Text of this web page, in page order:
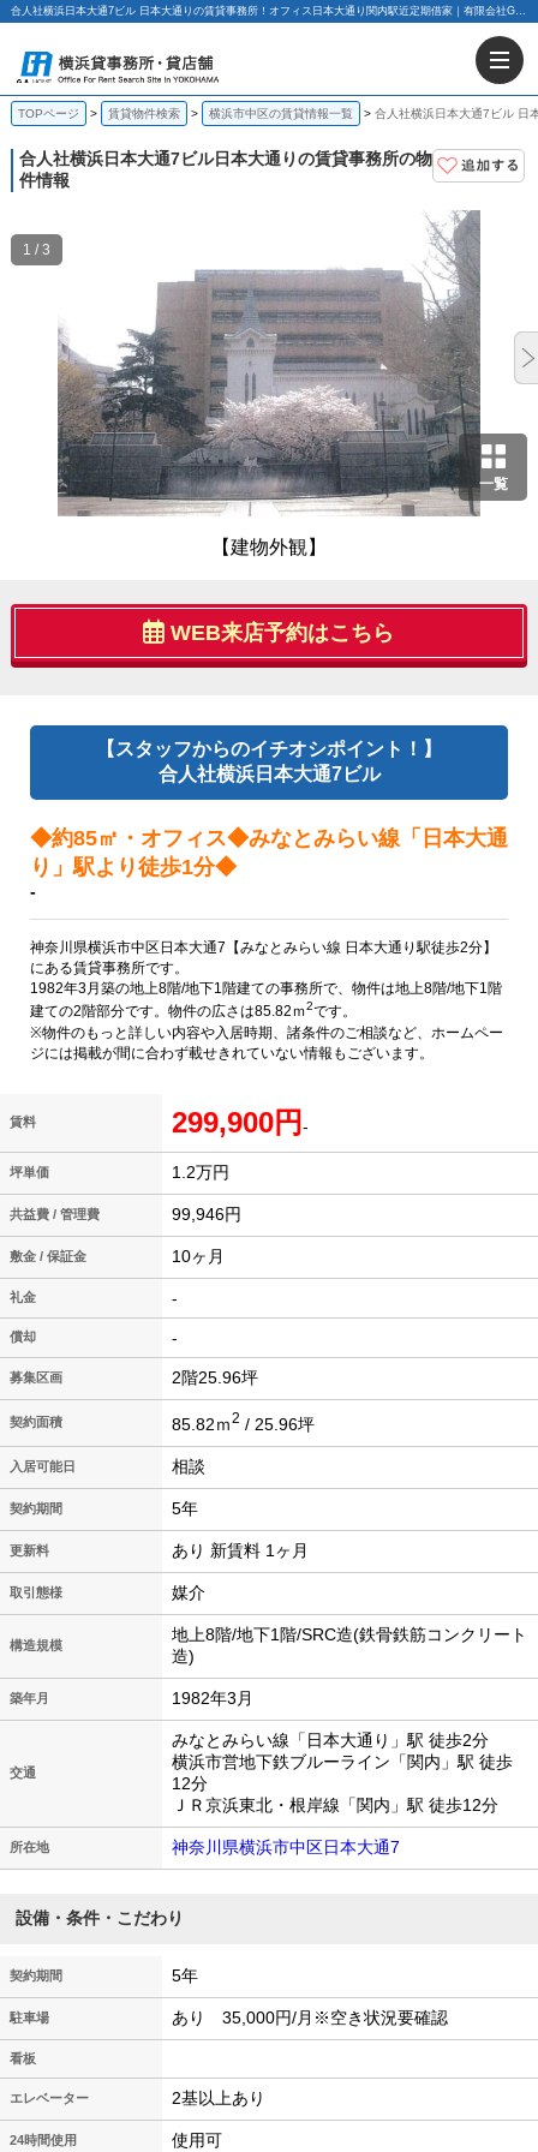
合人社横浜日本大通7ビル 日本大通りの賃貸事務所！オフィス日本大通り関内駅近定期借家｜有限会社G.Aホーム
TOPページ 賃貸物件検索 横浜市中区の賃貸情報一覧 合人社横浜日本大通7ビル 日
合人社横浜日本大通7ビル日本大通りの賃貸事務所の物
件情報
一覧
【建物外観】
1 / 3
WEB来店予約はこちら
【スタッフからのイチオシポイント！】
合人社横浜日本大通7ビル
◆約85㎡・オフィス◆みなとみらい線「日本大通
り」駅より徒歩1分◆
-
神奈川県横浜市中区日本大通7【みなとみらい線 日本大通り駅徒歩2分】
にある賃貸事務所です。
1982年3月築の地上8階/地下1階建ての事務所で、物件は地上8階/地下1階
建ての2階部分です。物件の広さは85.82ｍ2です。
※物件のもっと詳しい内容や入居時期、諸条件のご相談など、ホームペー
ジには掲載が間に合わず載せきれていない情報もございます。
賃料 299,900円 -
坪単価 1.2万円
共益費 / 管理費 99,946円
敷金 / 保証金 10ヶ月
礼金 -
償却 -
募集区画 2階25.96坪
契約面積 85.82ｍ2 / 25.96坪
入居可能日 相談
契約期間 5年
更新料 あり 新賃料 1ヶ月
取引態様 媒介
構造規模
地上8階/地下1階/SRC造(鉄骨鉄筋コンクリート
造)
築年月 1982年3月
交通
みなとみらい線「日本大通り」駅 徒歩2分
横浜市営地下鉄ブルーライン「関内」駅 徒歩
12分
ＪＲ京浜東北・根岸線「関内」駅 徒歩12分
所在地 神奈川県横浜市中区日本大通7
設備・条件・こだわり
契約期間 5年
駐車場 あり 35,000円/月※空き状況要確認
看板
エレベーター 2基以上あり
24時間使用 使用可